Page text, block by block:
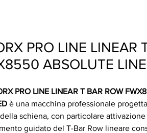
PRO LINE LINEAR
ABSOLUTE
PRO LINE LINEAR T BAR ROW
è una macchina professionale
schiena, con particolare
guidato del T-Bar Row lineare